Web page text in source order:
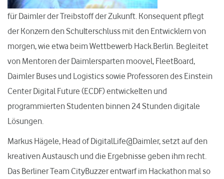
für Daimler der Treibstoff der Zukunft. Konsequent pflegt
der Konzern den Schulterschluss mit den Entwicklern von
morgen, wie etwa beim Wettbewerb Hack.Berlin. Begleitet
von Mentoren der Daimlersparten moovel, FleetBoard,
Daimler Buses und Logistics sowie Professoren des Einstein
Center Digital Future (ECDF) entwickelten und
programmierten Studenten binnen 24 Stunden digitale
Lösungen.
Markus Hägele, Head of DigitalLife@Daimler, setzt auf den
kreativen Austausch und die Ergebnisse geben ihm recht.
Das Berliner Team CityBuzzer entwarf im Hackathon mal so